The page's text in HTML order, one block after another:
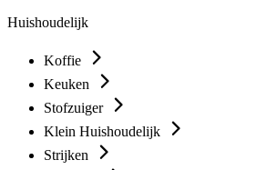
Huishoudelijk
Koffie
Keuken
Stofzuiger
Klein Huishoudelijk
Strijken